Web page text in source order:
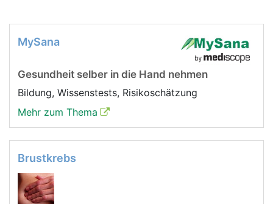
MySana
Gesundheit selber in die Hand nehmen
Bildung, Wissenstests, Risikoschätzung
Mehr zum Thema
Brustkrebs